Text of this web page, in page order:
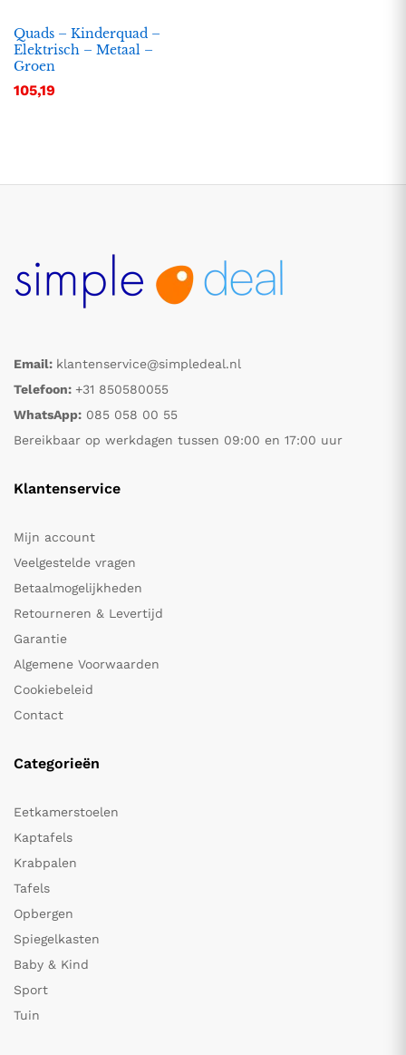
Quads – Kinderquad –
Elektrisch – Metaal –
Groen
105,19
Email: klantenservice@simpledeal.nl
Telefoon: +31 850580055
WhatsApp: 085 058 00 55
Bereikbaar op werkdagen tussen 09:00 en 17:00 uur
Klantenservice
Mijn account
Veelgestelde vragen
Betaalmogelijkheden
Retourneren & Levertijd
Garantie
Algemene Voorwaarden
Cookiebeleid
Contact
Categorieën
Eetkamerstoelen
Kaptafels
Krabpalen
Tafels
Opbergen
Spiegelkasten
Baby & Kind
Sport
Tuin